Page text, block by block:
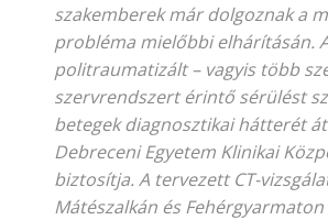
szakemberek már dolgoznak a
probléma mielőbbi elhárításán.
politraumatizált – vagyis több
szervrendszert érintő sérülést
betegek diagnosztikai hátterét
Debreceni Egyetem Klinikai
biztosítja. A tervezett CT-
Mátészalkán és Fehérgyarmaton